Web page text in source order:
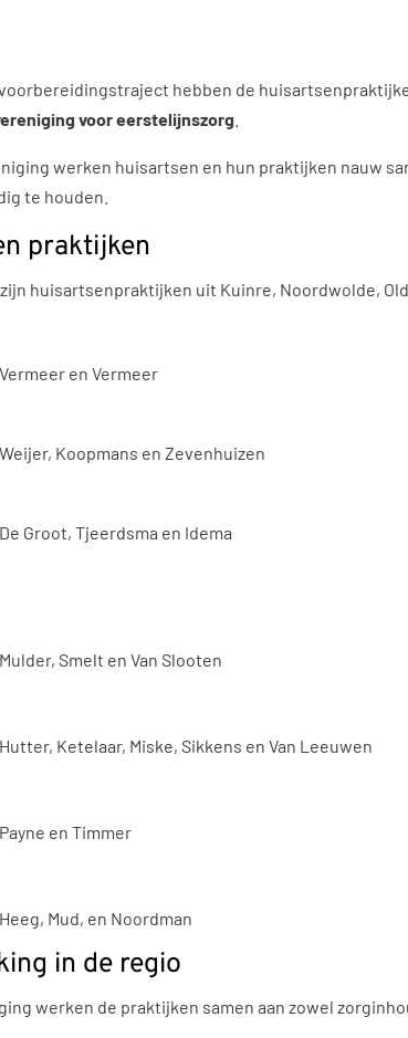
hebben de
voor eerstelijnszorg
werken huisartsen en hun praktijken nauw
te houden.
praktijken
huisartsenpraktijken uit Kuinre, Noordwolde,
en Vermeer
Koopmans en Zevenhuizen
Groot, Tjeerdsma en Idema
Smelt en Van Slooten
Ketelaar, Miske, Sikkens en Van Leeuwen
en Timmer
Mud, en Noordman
in de regio
werken de praktijken samen aan zowel